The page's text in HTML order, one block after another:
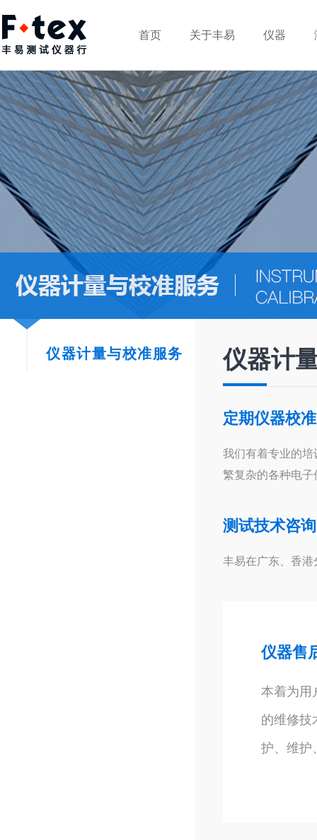
首页 关于丰易 仪器
仪器计量与校准服务 仪器计
定期仪器校准
我们有着专业的
繁复杂的各种电
测试技术咨询
丰易在广东、香
仪器售
本着为用
的维修技
护、维护